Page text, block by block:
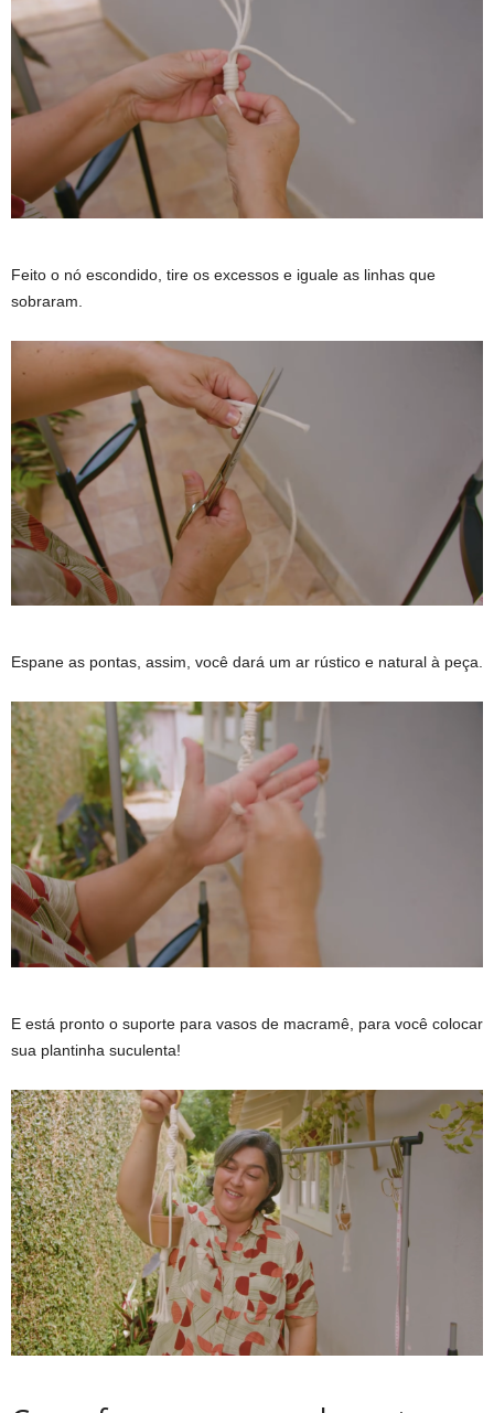
Feito o nó escondido, tire os excessos e iguale as linhas que
sobraram.
Espane as pontas, assim, você dará um ar rústico e natural à peça.
E está pronto o suporte para vasos de macramê, para você colocar
sua plantinha suculenta!